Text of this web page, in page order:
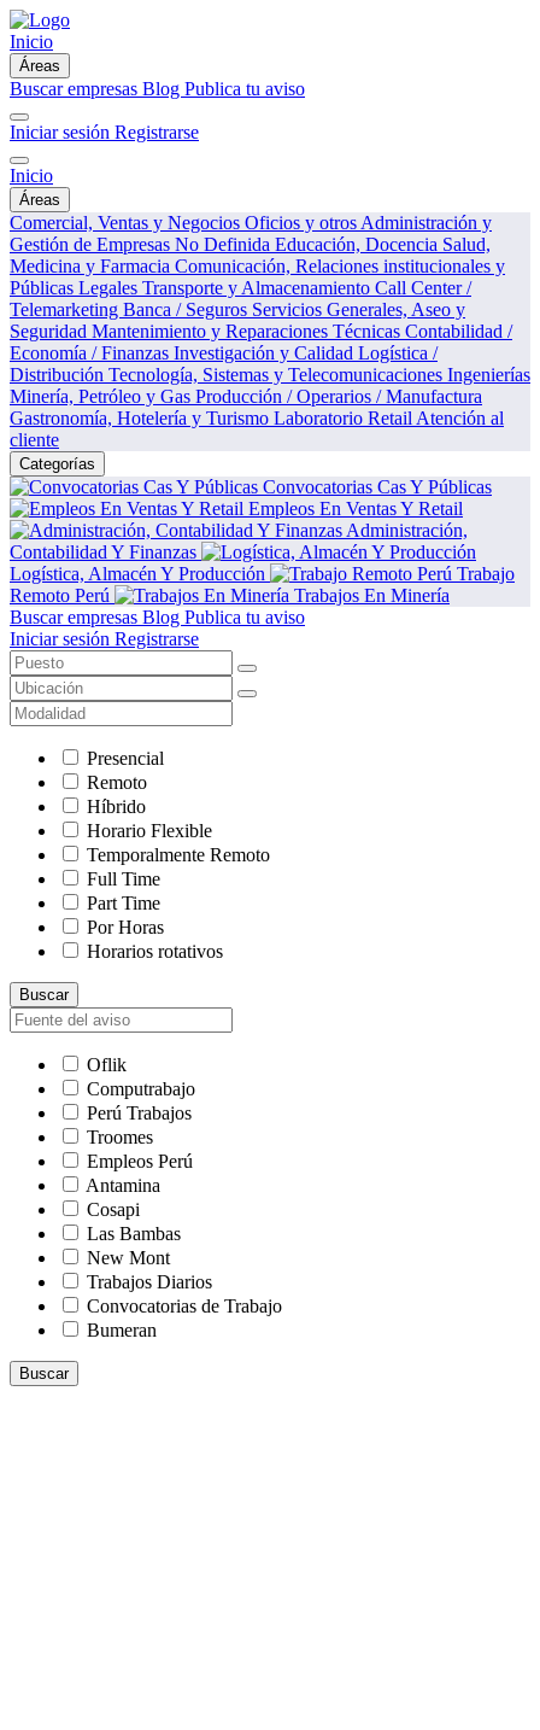
Inicio
Áreas
Buscar empresas Blog Publica tu aviso
Iniciar sesión Registrarse
Inicio
Áreas
Comercial, Ventas y Negocios Oficios y otros Administración y
Gestión de Empresas No Definida Educación, Docencia Salud,
Medicina y Farmacia Comunicación, Relaciones institucionales y
Públicas Legales Transporte y Almacenamiento Call Center /
Telemarketing Banca / Seguros Servicios Generales, Aseo y
Seguridad Mantenimiento y Reparaciones Técnicas Contabilidad /
Economía / Finanzas Investigación y Calidad Logística /
Distribución Tecnología, Sistemas y Telecomunicaciones Ingenierías
Minería, Petróleo y Gas Producción / Operarios / Manufactura
Gastronomía, Hotelería y Turismo Laboratorio Retail Atención al
cliente
Categorías
Convocatorias Cas Y Públicas
Empleos En Ventas Y Retail
Administración,
Contabilidad Y Finanzas
Logística, Almacén Y Producción
Trabajo
Remoto Perú
Trabajos En Minería
Buscar empresas Blog Publica tu aviso
Iniciar sesión Registrarse
Presencial
Remoto
Híbrido
Horario Flexible
Temporalmente Remoto
Full Time
Part Time
Por Horas
Horarios rotativos
Buscar
Oflik
Computrabajo
Perú Trabajos
Troomes
Empleos Perú
Antamina
Cosapi
Las Bambas
New Mont
Trabajos Diarios
Convocatorias de Trabajo
Bumeran
Buscar